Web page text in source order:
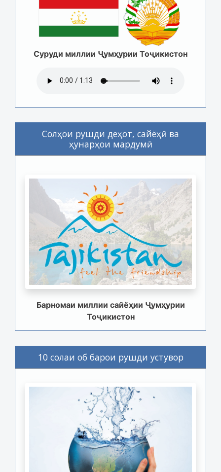
Суруди миллии Ҷумҳурии Тоҷикистон
Солҳои рушди деҳот, сайёҳӣ ва
ҳунарҳои мардумӣ
Барномаи миллии сайёҳии Ҷумҳурии
Тоҷикистон
10 солаи об барои рушди устувор